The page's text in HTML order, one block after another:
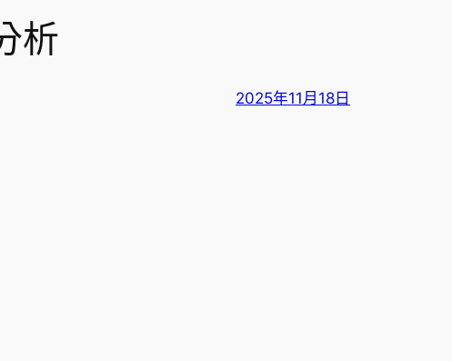
析
2025年11月18日